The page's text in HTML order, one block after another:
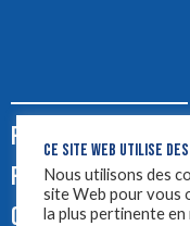
PODCASTS
PUB
CONTACT
CE SITE WEB UTILISE
Nous utilisons des
site Web pour vous
la plus pertinente